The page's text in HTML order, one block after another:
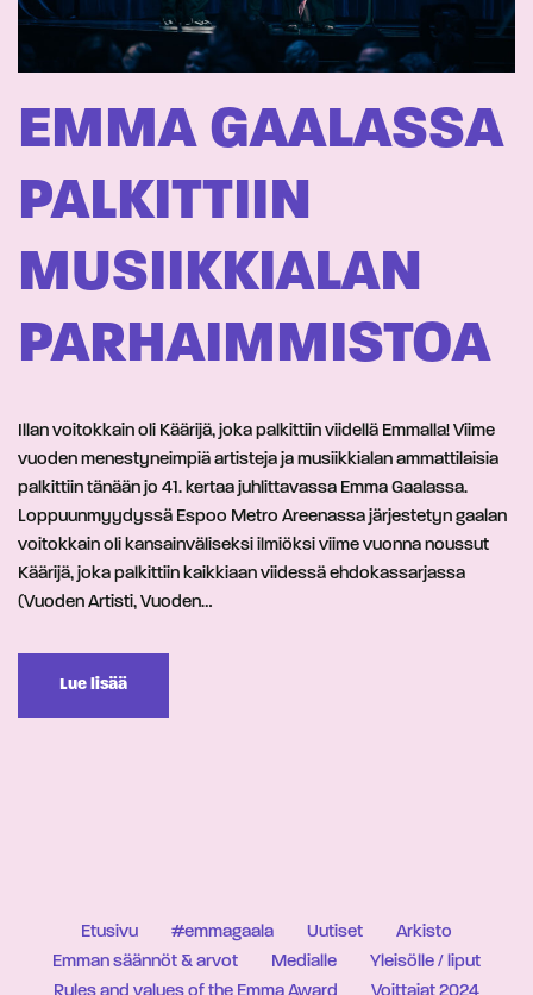
EMMA GAALASSA
PALKITTIIN
MUSIIKKIALAN
PARHAIMMISTOA
Illan voitokkain oli Käärijä, joka palkittiin viidellä Emmalla! Viime
vuoden menestyneimpiä artisteja ja musiikkialan ammattilaisia
palkittiin tänään jo 41. kertaa juhlittavassa Emma Gaalassa.
Loppuunmyydyssä Espoo Metro Areenassa järjestetyn gaalan
voitokkain oli kansainväliseksi ilmiöksi viime vuonna noussut
Käärijä, joka palkittiin kaikkiaan viidessä ehdokassarjassa
(Vuoden Artisti, Vuoden…
Lue lisää
Etusivu #emmagaala Uutiset
Arkisto
Emman säännöt & arvot
Medialle
Yleisölle / liput